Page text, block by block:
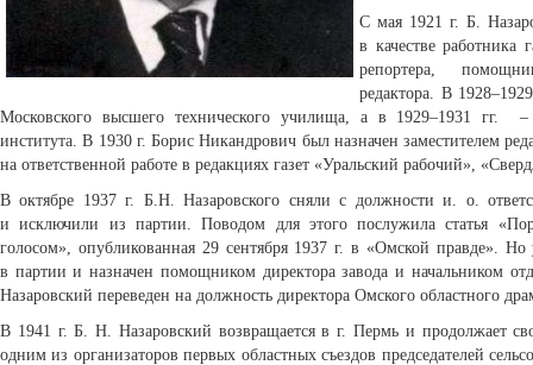
С мая 1921 г. Б.
в качестве работника
репортера,
редактора. В
Московского высшего технического училища, а в 1929–1931 гг. –
института. В 1930 г. Борис Никандрович был назначен заместителем
на ответственной работе в редакциях газет «Уральский рабочий»,
В октябре 1937 г. Б.Н. Назаровского сняли с должности и. о.
и исключили из партии. Поводом для этого послужила статья
голосом», опубликованная 29 сентября 1937 г. в «Омской правде».
в партии и назначен помощником директора завода и начальником
Назаровский переведен на должность директора Омского областного
В 1941 г. Б. Н. Назаровский возвращается в г. Пермь и продолжает
одним из организаторов первых областных съездов председателей